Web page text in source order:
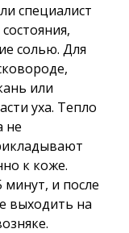
специалист
солью. Для
или
уха. Тепло
не
к коже.
и после
выходить на